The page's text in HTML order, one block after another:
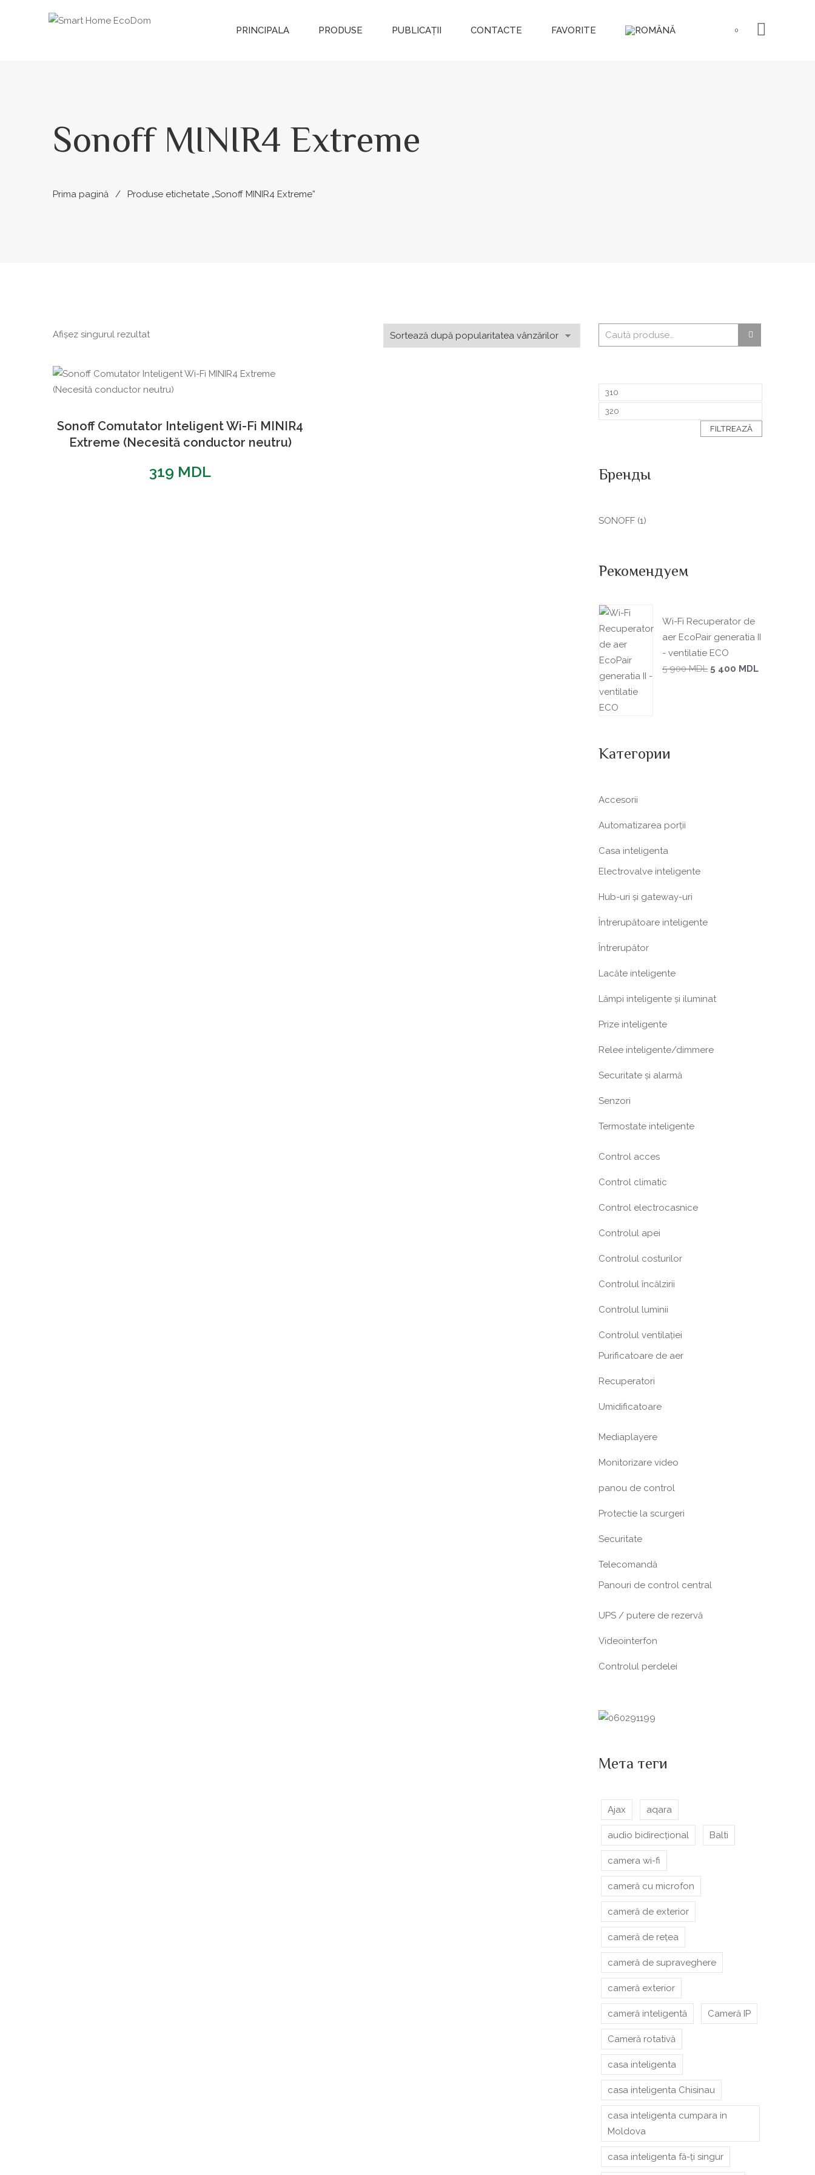
PRINCIPALA PRODUSE PUBLICAȚII CONTACTE FAVORITE 0
Sonoff MINIR4 Extreme
Prima pagină Produse etichetate „Sonoff MINIR4 Extreme”
Afișez singurul rezultat
Sonoff Comutator Inteligent Wi-Fi MINIR4
Extreme (Necesită conductor neutru)
319 MDL
FILTREAZĂ
Бренды
SONOFF (1)
Рекомендуем
Wi-Fi Recuperator de
aer EcoPair generatia II
- ventilatie ECO
5 900MDL 5 400 MDL
Категории
Accesorii
Automatizarea porții
Casa inteligenta
Electrovalve inteligente
Hub-uri și gateway-uri
Întrerupătoare inteligente
Întrerupător
Lacăte inteligente
Lămpi inteligente și iluminat
Prize inteligente
Relee inteligente/dimmere
Securitate și alarmă
Senzori
Termostate inteligente
Control acces
Control climatic
Control electrocasnice
Controlul apei
Controlul costurilor
Controlul încălzirii
Controlul luminii
Controlul ventilației
Purificatoare de aer
Recuperatori
Umidificatoare
Mediaplayere
Monitorizare video
panou de control
Protectie la scurgeri
Securitate
Telecomandă
Panouri de control central
UPS / putere de rezervă
Videointerfon
Сontrolul perdelei
Мета теги
Ajax aqara
audio bidirecțional Balti
camera wi-fi
cameră cu microfon
cameră de exterior
cameră de rețea
cameră de supraveghere
cameră exterior
cameră inteligentă Cameră IP
Cameră rotativă
casa inteligenta
casa inteligenta Chisinau
casa inteligenta cumpara in
Moldova
casa inteligenta fă-ți singur